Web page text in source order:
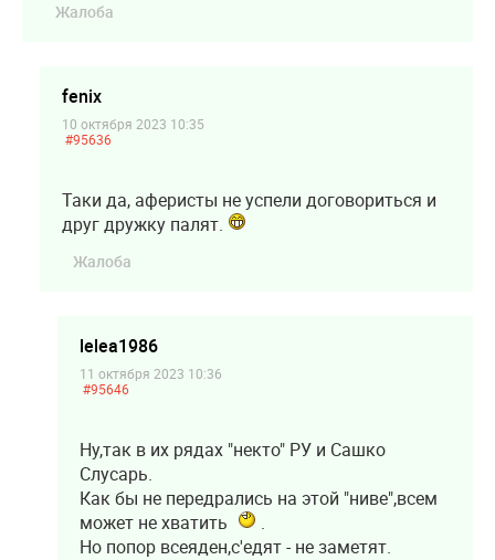
Жалоба
fenix
10 октября 2023 10:35
#95636
Таки да, аферисты не успели договориться и
друг дружку палят.
Жалоба
lelea1986
11 октября 2023 10:36
#95646
Ну,так в их рядах "некто" РУ и Сашко
Слусарь.
Как бы не передрались на этой "ниве",всем
может не хватить
.
Но попор всеяден,с'едят - не заметят.